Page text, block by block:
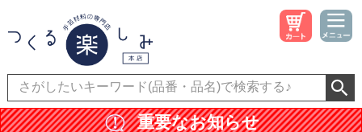
重要なお知らせ